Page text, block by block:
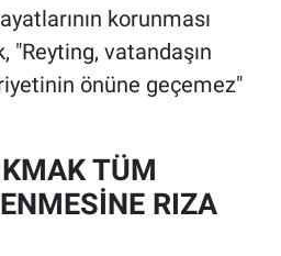
korunması
vatandaşın
önüne geçemez"
TÜM
RIZA